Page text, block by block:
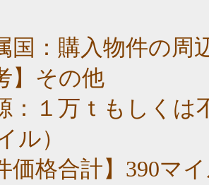
国：購入物件の周
】その他
：１万ｔもしくは
ル）
価格合計】390マ